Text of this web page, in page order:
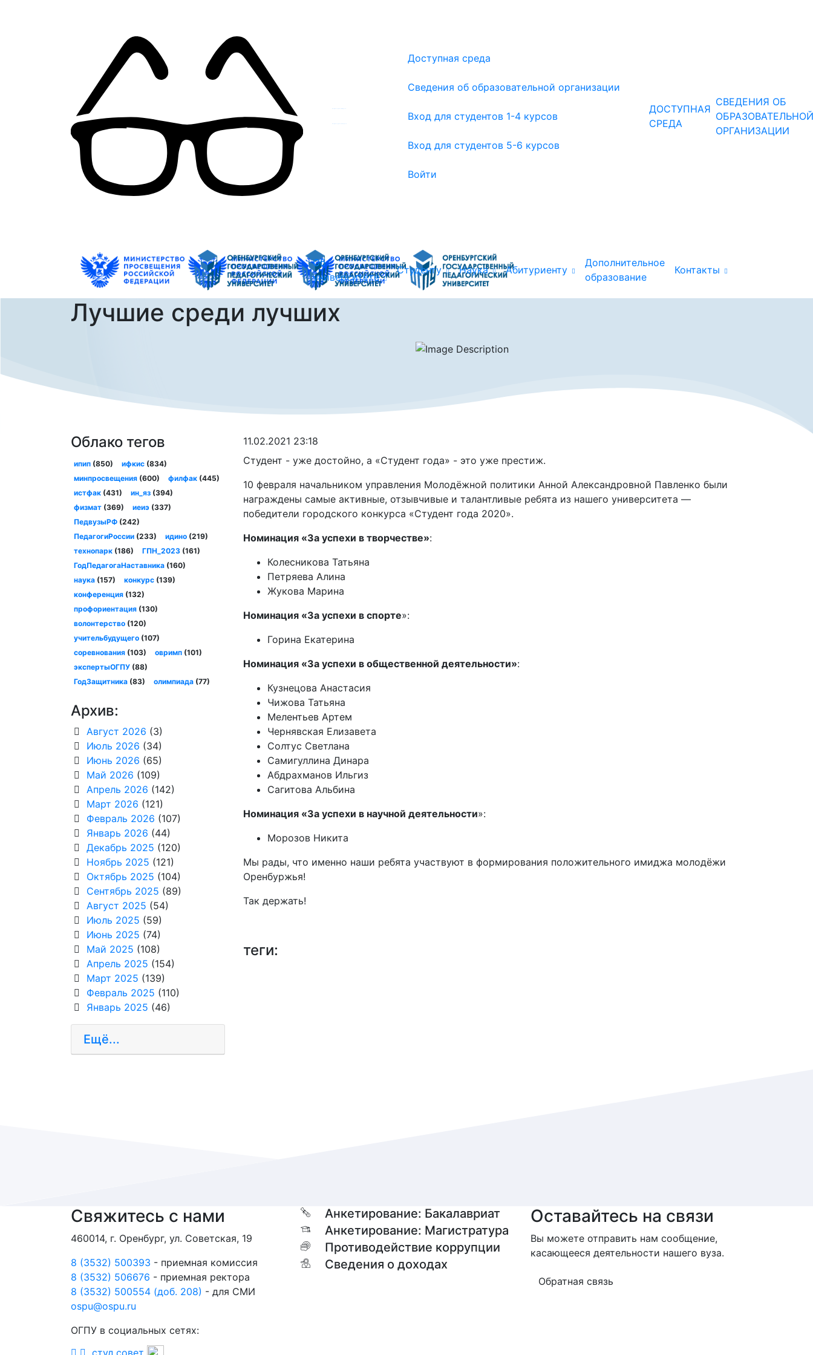
Доступная среда
Сведения об образовательной организации
Вход для студентов 1-4 курсов
Вход для студентов 5-6 курсов
Войти
ДОСТУПНАЯ
СРЕДА
СВЕДЕНИЯ ОБ
ОБРАЗОВАТЕЛЬНОЙ
ОРГАНИЗАЦИИ
Об
университете
Студенту Наука Абитуриенту
Дополнительное
образование
Контакты
Лучшие среди лучших
11.02.2021 23:18
Студент - уже достойно, а «Студент года» - это уже престиж.
10 февраля начальником управления Молодёжной политики Анной Александровной Павленко были
награждены самые активные, отзывчивые и талантливые ребята из нашего университета —
победители городского конкурса «Студент года 2020».
Номинация «За успехи в творчестве»:
Колесникова Татьяна
Петряева Алина
Жукова Марина
Номинация «За успехи в спорте»:
Горина Екатерина
Номинация «За успехи в общественной деятельности»:
Кузнецова Анастасия
Чижова Татьяна
Мелентьев Артем
Чернявская Елизавета
Солтус Светлана
Самигуллина Динара
Абдрахманов Ильгиз
Сагитова Альбина
Номинация «За успехи в научной деятельности»:
Морозов Никита
Мы рады, что именно наши ребята участвуют в формирования положительного имиджа молодёжи
Оренбуржья!
Так держать!
теги:
Облако тегов
ипип(850) ифкис (834)
минпросвещения(600) филфак (445)
истфак(431) ин_яз (394)
физмат(369) иеиэ (337)
ПедвузыРФ(242)
ПедагогиРоссии(233) идино (219)
технопарк(186) ГПН_2023 (161)
ГодПедагогаНаставника(160)
наука(157) конкурс (139)
конференция(132)
профориентация(130)
волонтерство(120)
учительбудущего(107)
соревнования(103) овримп (101)
экспертыОГПУ(88)
ГодЗащитника(83) олимпиада (77)
Архив:
Август 2026 (3)
Июль 2026 (34)
Июнь 2026 (65)
Май 2026 (109)
Апрель 2026 (142)
Март 2026 (121)
Февраль 2026 (107)
Январь 2026 (44)
Декабрь 2025 (120)
Ноябрь 2025 (121)
Октябрь 2025 (104)
Сентябрь 2025 (89)
Август 2025 (54)
Июль 2025 (59)
Июнь 2025 (74)
Май 2025 (108)
Апрель 2025 (154)
Март 2025 (139)
Февраль 2025 (110)
Январь 2025 (46)
Ещё...
Свяжитесь с нами
460014, г. Оренбург, ул. Советская, 19
8 (3532) 500393 - приемная комиссия
8 (3532) 506676 - приемная ректора
8 (3532) 500554 (доб. 208) - для СМИ
ospu@ospu.ru
ОГПУ в социальных сетях:
Анкетирование: Бакалавриат
Анкетирование: Магистратура
Противодействие коррупции
Сведения о доходах
Оставайтесь на связи
Вы можете отправить нам сообщение,
касающееся деятельности нашего вуза.
Обратная связь